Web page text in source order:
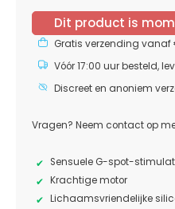
Dit product is
Gratis verzending vanaf
Vóór 17:00 uur besteld,
Discreet en anoniem
Vragen? Neem contact op
Sensuele G-spot-
Krachtige motor
Lichaamsvriendelijke